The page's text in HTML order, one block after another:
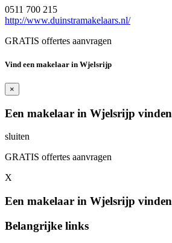
0511 700 215
http://www.duinstramakelaars.nl/
GRATIS offertes aanvragen
Vind een makelaar in Wjelsrijp
×
Een makelaar in Wjelsrijp vinden
sluiten
GRATIS offertes aanvragen
X
Een makelaar in Wjelsrijp vinden
Belangrijke links